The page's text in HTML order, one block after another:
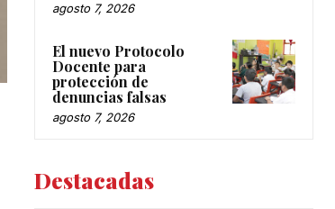
agosto 7, 2026
El nuevo Protocolo
Docente para
protección de
denuncias falsas
agosto 7, 2026
Destacadas